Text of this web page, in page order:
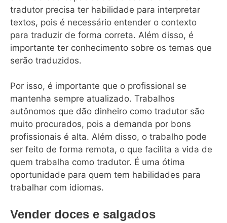
tradutor precisa ter habilidade para interpretar
textos, pois é necessário entender o contexto
para traduzir de forma correta. Além disso, é
importante ter conhecimento sobre os temas que
serão traduzidos.
Por isso, é importante que o profissional se
mantenha sempre atualizado. Trabalhos
autônomos que dão dinheiro como tradutor são
muito procurados, pois a demanda por bons
profissionais é alta. Além disso, o trabalho pode
ser feito de forma remota, o que facilita a vida de
quem trabalha como tradutor. É uma ótima
oportunidade para quem tem habilidades para
trabalhar com idiomas.
Vender doces e salgados